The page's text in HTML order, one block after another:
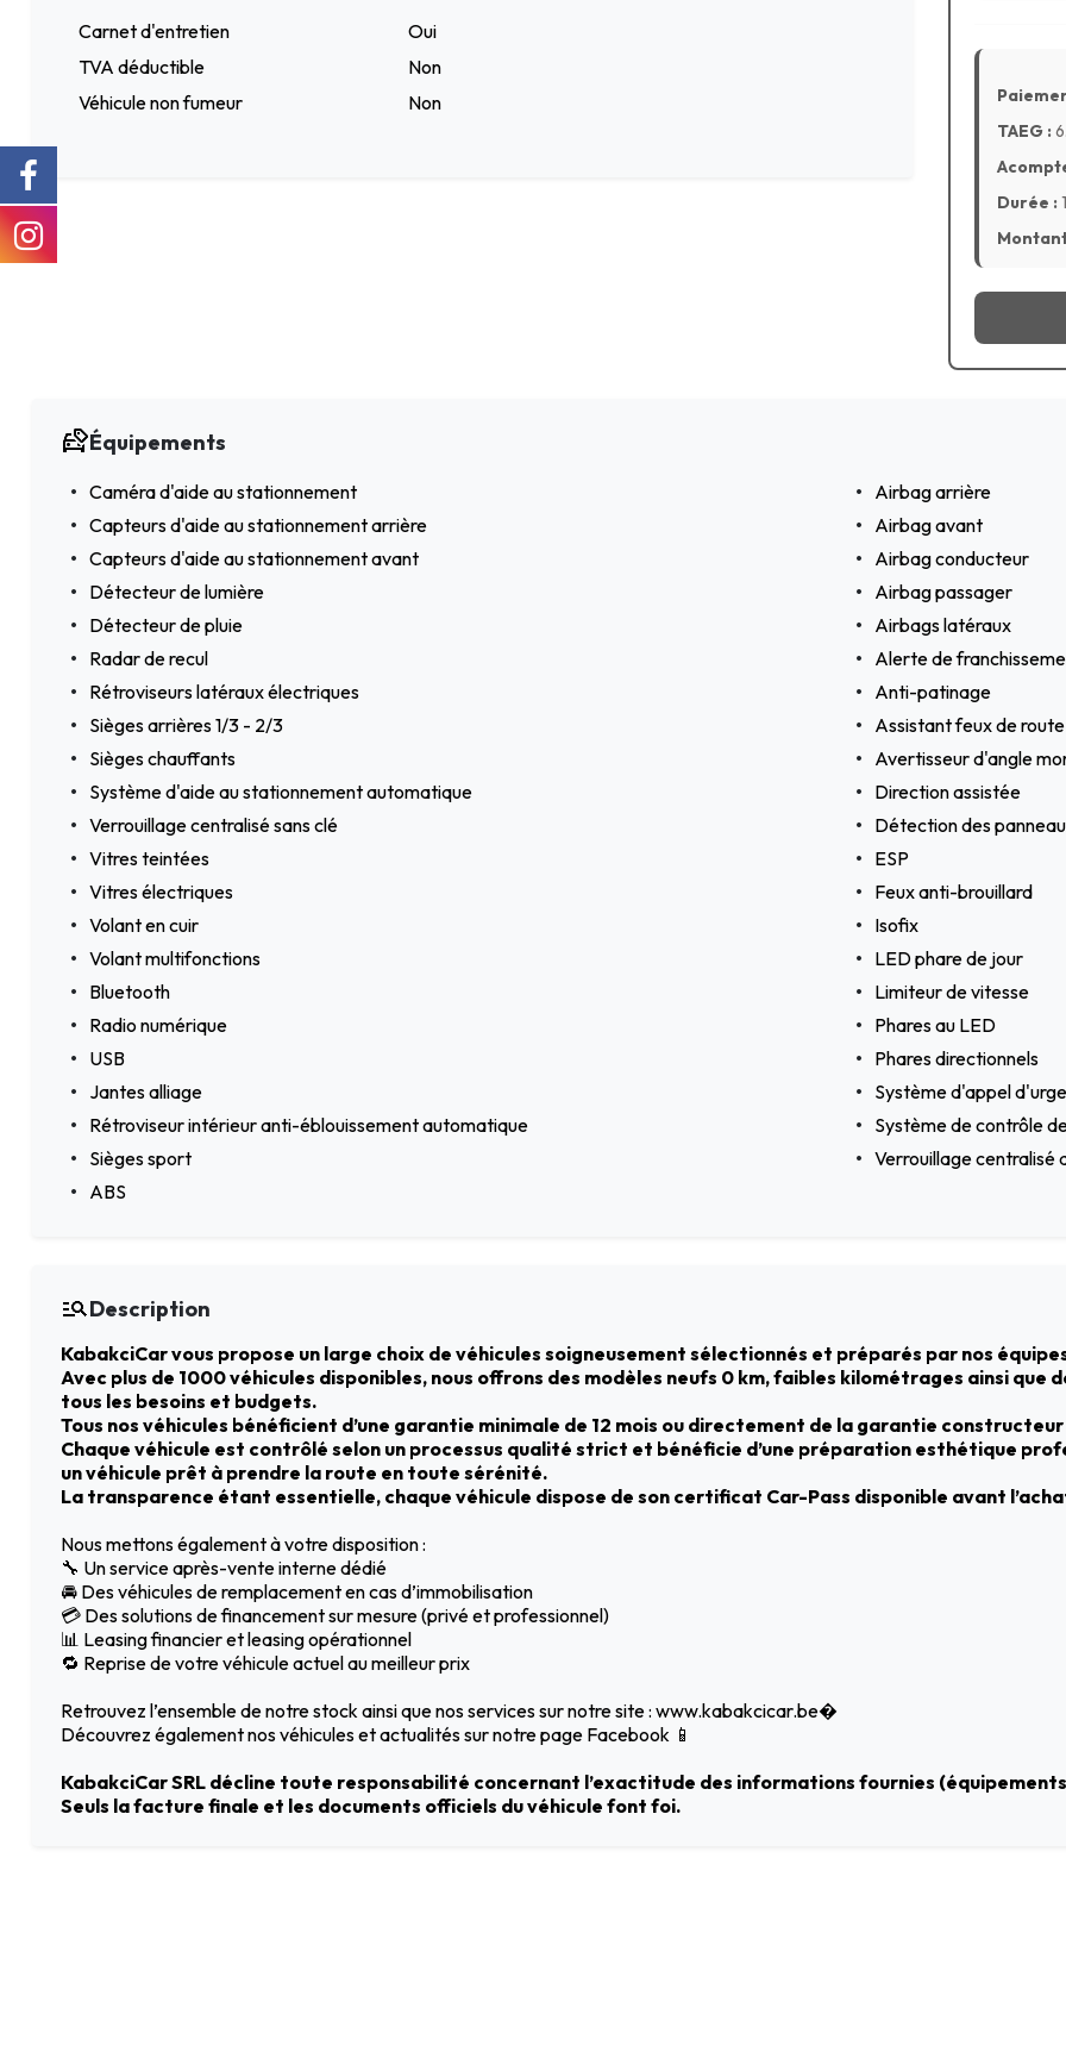
Carnet d'entretien
Oui
TVA déductible
Non
Véhicule non fumeur
Non
TAEG :
Durée :
Équipements
Caméra d'aide au stationnement
Airbag arrière
Capteurs d'aide au stationnement arrière
Airbag avant
Capteurs d'aide au stationnement avant
Airbag conducteur
Détecteur de lumière
Airbag passager
Détecteur de pluie
Airbags latéraux
Radar de recul
Alerte de
Rétroviseurs latéraux électriques
Anti-patinage
Sièges arrières 1/3 - 2/3
Assistant feux de route
Sièges chauffants
Avertisseur d'angle
Système d'aide au stationnement automatique
Direction assistée
Verrouillage centralisé sans clé
Détection des
Vitres teintées
ESP
Vitres électriques
Feux anti-brouillard
Volant en cuir
Isofix
Volant multifonctions
LED phare de jour
Bluetooth
Limiteur de vitesse
Radio numérique
Phares au LED
USB
Phares directionnels
Jantes alliage
Système d'appel
Rétroviseur intérieur anti-éblouissement automatique
Système de contrôle
Sièges sport
Verrouillage centralisé
ABS
Description
KabakciCar vous propose un large choix de véhicules soigneusement sélectionnés et préparés par nos
Avec plus de 1000 véhicules disponibles, nous offrons des modèles neufs 0 km, faibles kilométrages ainsi que
tous les besoins et budgets.
Tous nos véhicules bénéficient d’une garantie minimale de 12 mois ou directement de la garantie constructeur
Chaque véhicule est contrôlé selon un processus qualité strict et bénéficie d’une préparation esthétique
un véhicule prêt à prendre la route en toute sérénité.
La transparence étant essentielle, chaque véhicule dispose de son certificat Car-Pass disponible avant
Nous mettons également à votre disposition :
🔧 Un service après-vente interne dédié
🚘 Des véhicules de remplacement en cas d’immobilisation
💳 Des solutions de financement sur mesure (privé et professionnel)
📊 Leasing financier et leasing opérationnel
🔁 Reprise de votre véhicule actuel au meilleur prix
Retrouvez l’ensemble de notre stock ainsi que nos services sur notre site : www.kabakcicar.be⁠�
Découvrez également nos véhicules et actualités sur notre page Facebook 📱
KabakciCar SRL décline toute responsabilité concernant l’exactitude des informations fournies
Seuls la facture finale et les documents officiels du véhicule font foi.